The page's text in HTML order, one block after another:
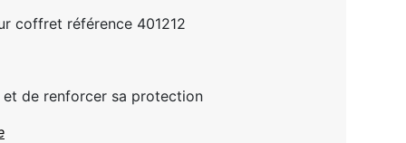
coffret référence 401212
de renforcer sa protection